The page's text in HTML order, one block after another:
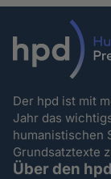
Der hpd ist mit
Jahr das
humanistischen
Grundsatztexte
Über den hpd